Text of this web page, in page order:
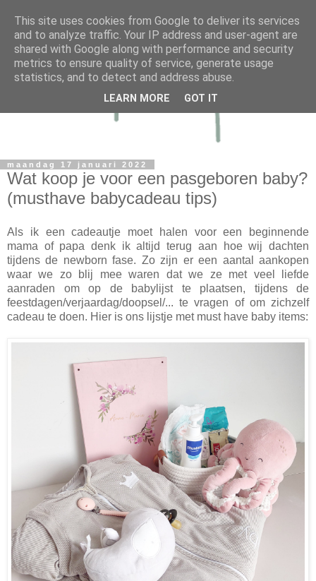
maandag 17 januari 2022
Wat koop je voor een pasgeboren baby?
(musthave babycadeau tips)
Als ik een cadeautje moet halen voor een beginnende
mama of papa denk ik altijd terug aan hoe wij dachten
tijdens de newborn fase. Zo zijn er een aantal aankopen
waar we zo blij mee waren dat we ze met veel liefde
aanraden om op de babylijst te plaatsen, tijdens de
feestdagen/verjaardag/doopsel/... te vragen of om zichzelf
cadeau te doen. Hier is ons lijstje met must have baby items:
This site uses cookies from Google to deliver its services
and to analyze traffic. Your IP address and user-agent are
shared with Google along with performance and security
metrics to ensure quality of service, generate usage
statistics, and to detect and address abuse.
LEARN MORE GOT IT